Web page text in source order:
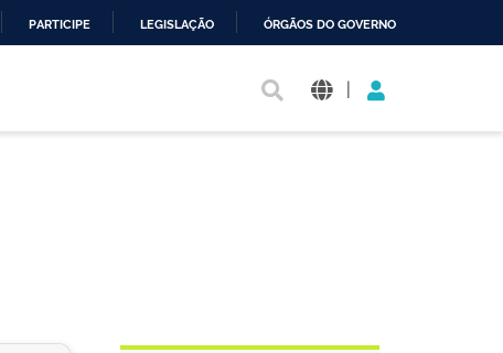
PARTICIPE LEGISLAÇÃO ÓRGÃOS DO GOVERNO
|